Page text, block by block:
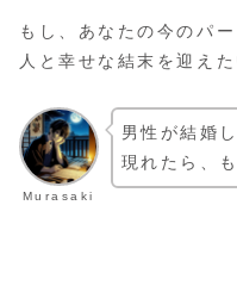
もし、あなたの今のパ
人と幸せな結末を迎えた
Murasaki
男性が結婚
現れたら、